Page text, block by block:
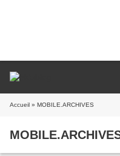
Accueil » MOBILE.ARCHIVES